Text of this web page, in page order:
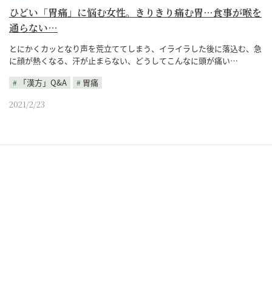
ひどい「胃痛」に悩む女性。きりきり痛む胃…食事が喉を
通らない…
とにかくカッとなり声を荒立ててしまう、イライラした後に落込む、急
に顔が熱くなる、汗が止まらない、どうしてこんなに頭が痛い…
「漢方」Q&A
胃痛
2021/2/23